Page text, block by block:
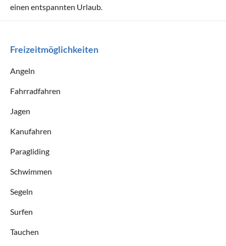
einen entspannten Urlaub.
Freizeitmöglichkeiten
Angeln
Fahrradfahren
Jagen
Kanufahren
Paragliding
Schwimmen
Segeln
Surfen
Tauchen